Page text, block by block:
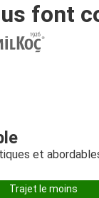
font
et
Trajet le moins